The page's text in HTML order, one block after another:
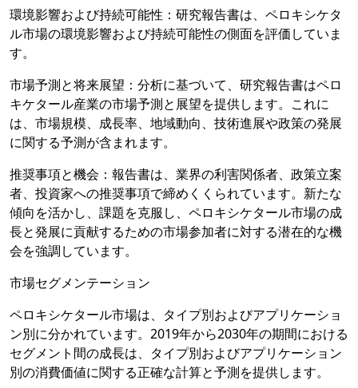
環境影響および持続可能性：研究報告書は、ペロキシケタ
ル市場の環境影響および持続可能性の側面を評価していま
す。
市場予測と将来展望：分析に基づいて、研究報告書はペロ
キケタール産業の市場予測と展望を提供します。これに
は、市場規模、成長率、地域動向、技術進展や政策の発展
に関する予測が含まれます。
推奨事項と機会：報告書は、業界の利害関係者、政策立案
者、投資家への推奨事項で締めくくられています。新たな
傾向を活かし、課題を克服し、ペロキシケタール市場の成
長と発展に貢献するための市場参加者に対する潜在的な機
会を強調しています。
市場セグメンテーション
ペロキシケタール市場は、タイプ別およびアプリケーショ
ン別に分かれています。2019年から2030年の期間における
セグメント間の成長は、タイプ別およびアプリケーション
別の消費価値に関する正確な計算と予測を提供します。